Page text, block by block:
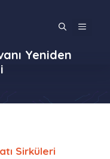
MENÜ
Yeniden
Sirküleri